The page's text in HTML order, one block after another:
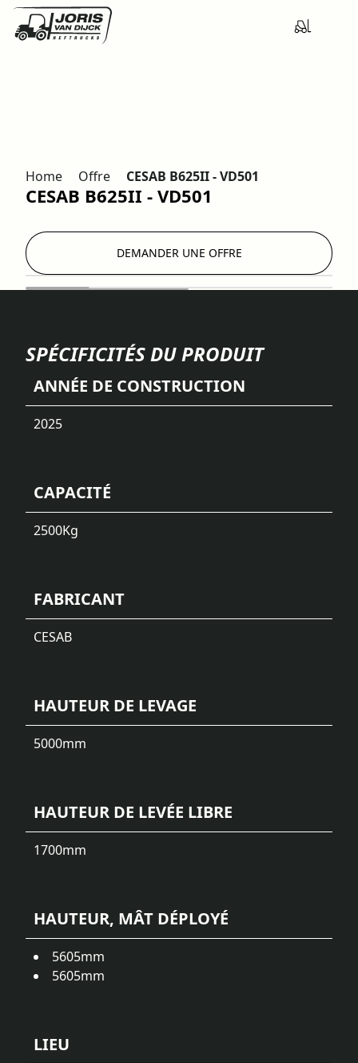
Home Offre CESAB B625II - VD501
CESAB B625II - VD501
DEMANDER UNE OFFRE
SPÉCIFICITÉS DU PRODUIT
ANNÉE DE CONSTRUCTION
2025
CAPACITÉ
2500Kg
FABRICANT
CESAB
HAUTEUR DE LEVAGE
5000mm
HAUTEUR DE LEVÉE LIBRE
1700mm
HAUTEUR, MÂT DÉPLOYÉ
5605mm
5605mm
LIEU